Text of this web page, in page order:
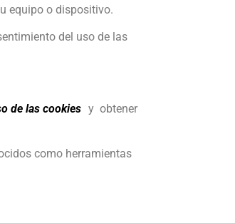
equipo o dispositivo.
del uso de las
de las cookies y obtener
como herramientas